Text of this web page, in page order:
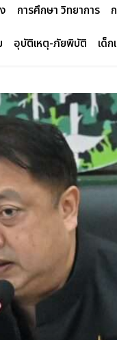
การศึกษา วิทยาการ
อุบัติเหตุ-ภัยพิบัติ เด็